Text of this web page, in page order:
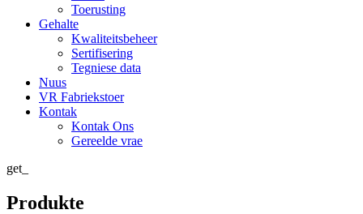
Toerusting
Gehalte
Kwaliteitsbeheer
Sertifisering
Tegniese data
Nuus
VR Fabriekstoer
Kontak
Kontak Ons
Gereelde vrae
get_
Produkte